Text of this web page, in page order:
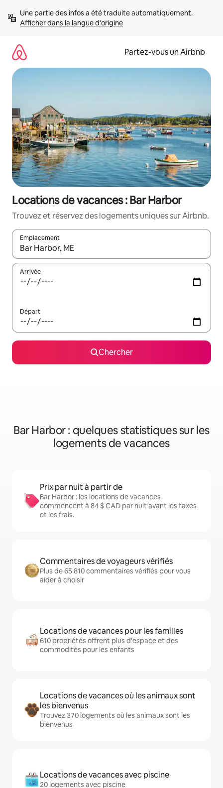
directement
Afficher dans la langue d'origine
Partez-vous un Airbnb
Locations de vacances : Bar Harbor
Trouvez et réservez des logements uniques sur Airbnb.
Emplacement
Quand les résultats sont affichés, parcourez-les en utilisant
Arrivée
Départ
Chercher
Bar Harbor : quelques statistiques sur les
logements de vacances
Prix par nuit à partir de
Bar Harbor : les locations de vacances
commencent à 84 $ CAD par nuit avant les taxes
et les frais.
Commentaires de voyageurs vérifiés
Plus de 65 810 commentaires vérifiés pour vous
aider à choisir
Locations de vacances pour les familles
610 propriétés offrent plus d'espace et des
commodités pour les enfants
Locations de vacances où les animaux sont
les bienvenus
Trouvez 370 logements où les animaux sont les
bienvenus
Locations de vacances avec piscine
20 logements avec piscine